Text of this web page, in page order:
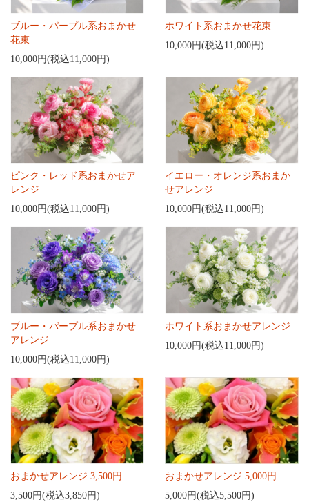
ブルー・パープル系おまかせ
花束
10,000円(税込11,000円)
ホワイト系おまかせ花束
10,000円(税込11,000円)
ピンク・レッド系おまかせア
レンジ
10,000円(税込11,000円)
イエロー・オレンジ系おまか
せアレンジ
10,000円(税込11,000円)
ブルー・パープル系おまかせ
アレンジ
10,000円(税込11,000円)
ホワイト系おまかせアレンジ
10,000円(税込11,000円)
おまかせアレンジ 3,500円
3,500円(税込3,850円)
おまかせアレンジ 5,000円
5,000円(税込5,500円)